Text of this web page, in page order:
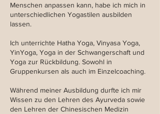
Menschen anpassen kann, habe ich mich in
unterschiedlichen Yogastilen ausbilden
lassen.
Ich unterrichte Hatha Yoga, Vinyasa Yoga,
YinYoga, Yoga in der Schwangerschaft und
Yoga zur Rückbildung. Sowohl in
Gruppenkursen als auch im Einzelcoaching.
Während meiner Ausbildung durfte ich mir
Wissen zu den Lehren des Ayurveda sowie
den Lehren der Chinesischen Medizin